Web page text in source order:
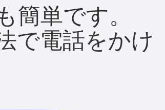
単です。
で電話をかけ